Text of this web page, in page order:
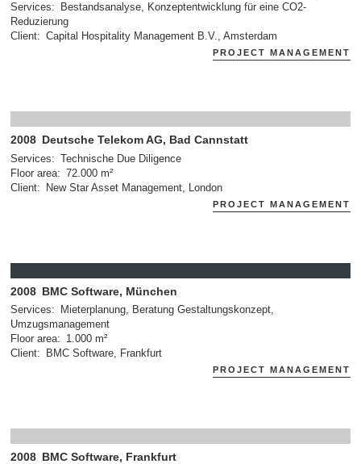
Services
Bestandsanalyse, Konzeptentwicklung für eine CO2-
Reduzierung
Client
Capital Hospitality Management B.V., Amsterdam
PROJECT MANAGEMENT
2008 Deutsche Telekom AG, Bad Cannstatt
Services
Technische Due Diligence
Floor area
72.000 m²
Client
New Star Asset Management, London
PROJECT MANAGEMENT
2008 BMC Software, München
Services
Mieterplanung, Beratung Gestaltungskonzept,
Umzugsmanagement
Floor area
1.000 m²
Client
BMC Software, Frankfurt
PROJECT MANAGEMENT
2008 BMC Software, Frankfurt